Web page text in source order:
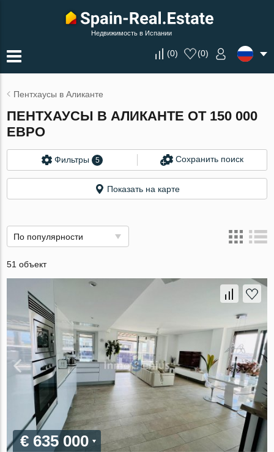
Недвижимость в Испании
(0) (0)
Пентхаусы в Аликанте
ПЕНТХАУСЫ В АЛИКАНТЕ ОТ 150 000
ЕВРО
Фильтры 5 Сохранить поиск
Показать на карте
По популярности
51 объект
€ 635 000